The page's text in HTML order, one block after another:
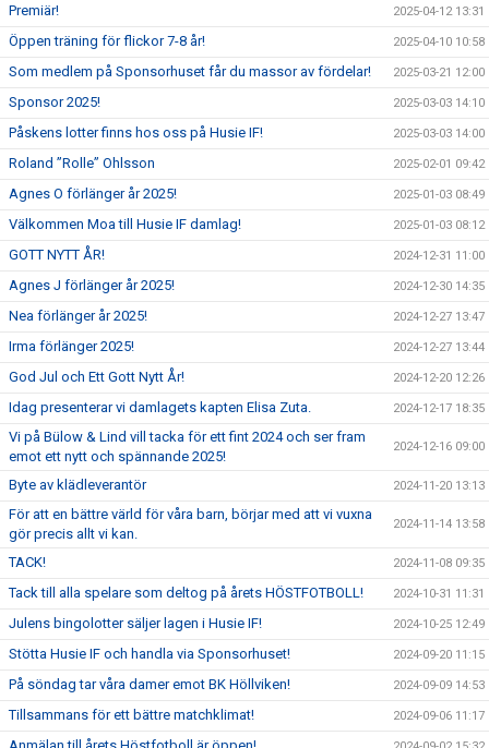
Premiär! 2025-04-12 13:31
Öppen träning för flickor 7-8 år! 2025-04-10 10:58
Som medlem på Sponsorhuset får du massor av fördelar! 2025-03-21 12:00
Sponsor 2025! 2025-03-03 14:10
Påskens lotter finns hos oss på Husie IF! 2025-03-03 14:00
Roland ”Rolle” Ohlsson 2025-02-01 09:42
Agnes O förlänger år 2025! 2025-01-03 08:49
Välkommen Moa till Husie IF damlag! 2025-01-03 08:12
GOTT NYTT ÅR! 2024-12-31 11:00
Agnes J förlänger år 2025! 2024-12-30 14:35
Nea förlänger år 2025! 2024-12-27 13:47
Irma förlänger 2025! 2024-12-27 13:44
God Jul och Ett Gott Nytt År! 2024-12-20 12:26
Idag presenterar vi damlagets kapten Elisa Zuta. 2024-12-17 18:35
Vi på Bülow & Lind vill tacka för ett fint 2024 och ser fram
emot ett nytt och spännande 2025!
2024-12-16 09:00
Byte av klädleverantör 2024-11-20 13:13
För att en bättre värld för våra barn, börjar med att vi vuxna
gör precis allt vi kan.
2024-11-14 13:58
TACK! 2024-11-08 09:35
Tack till alla spelare som deltog på årets HÖSTFOTBOLL! 2024-10-31 11:31
Julens bingolotter säljer lagen i Husie IF! 2024-10-25 12:49
Stötta Husie IF och handla via Sponsorhuset! 2024-09-20 11:15
På söndag tar våra damer emot BK Höllviken! 2024-09-09 14:53
Tillsammans för ett bättre matchklimat! 2024-09-06 11:17